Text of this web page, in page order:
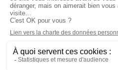
les efforts des DSI pour
informatique apparaissent
en deçà des attentes des
Nous avons résumé dans